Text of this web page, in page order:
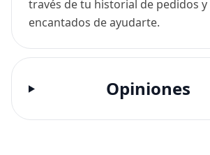
través de tu historial de pedidos
encantados de ayudarte.
Opiniones